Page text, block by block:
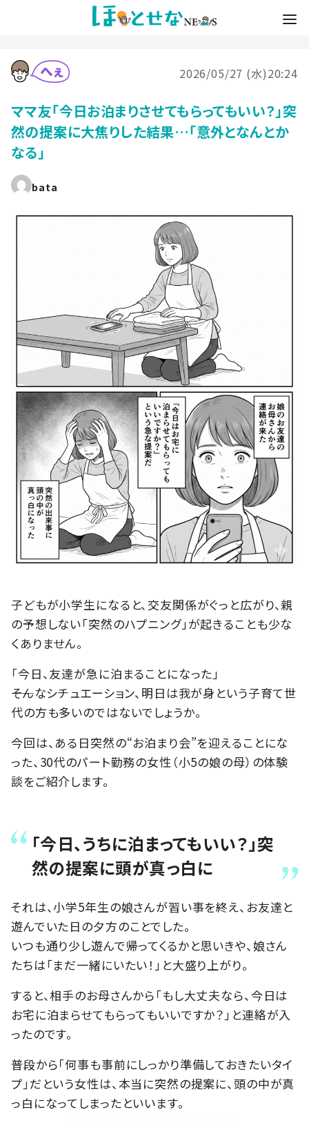
2026/05/27 (水)20:24
ママ友「今日お泊まりさせてもらってもいい？」突
然の提案に大焦りした結果…「意外となんとか
なる」
bata
子どもが小学生になると、交友関係がぐっと広がり、親
の予想しない「突然のハプニング」が起きることも少な
くありません。
「今日、友達が急に泊まることになった」
――そんなシチュエーション、明日は我が身という子育て世
代の方も多いのではないでしょうか。
今回は、ある日突然の“お泊まり会”を迎えることにな
った、30代のパート勤務の女性（小5の娘の母）の体験
談をご紹介します。
「今日、うちに泊まってもいい？」突
然の提案に頭が真っ白に
それは、小学5年生の娘さんが習い事を終え、お友達と
遊んでいた日の夕方のことでした。
いつも通り少し遊んで帰ってくるかと思いきや、娘さん
たちは「まだ一緒にいたい！」と大盛り上がり。
すると、相手のお母さんから「もし大丈夫なら、今日は
お宅に泊まらせてもらってもいいですか？」と連絡が入
ったのです。
普段から「何事も事前にしっかり準備しておきたいタイ
プ」だという女性は、本当に突然の提案に、頭の中が真
っ白になってしまったといいます。